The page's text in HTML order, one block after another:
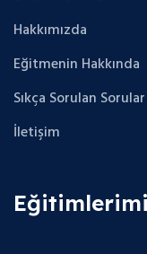
Hakkımızda
Eğitmenin Hakkında
Sıkça Sorulan Sorular
İletişim